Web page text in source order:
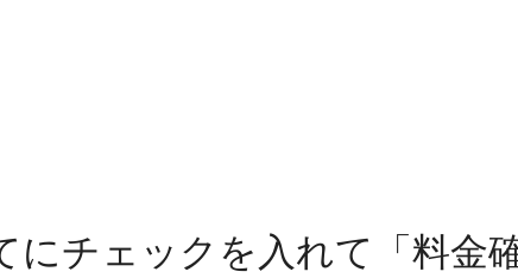
チェックを入れて「料金